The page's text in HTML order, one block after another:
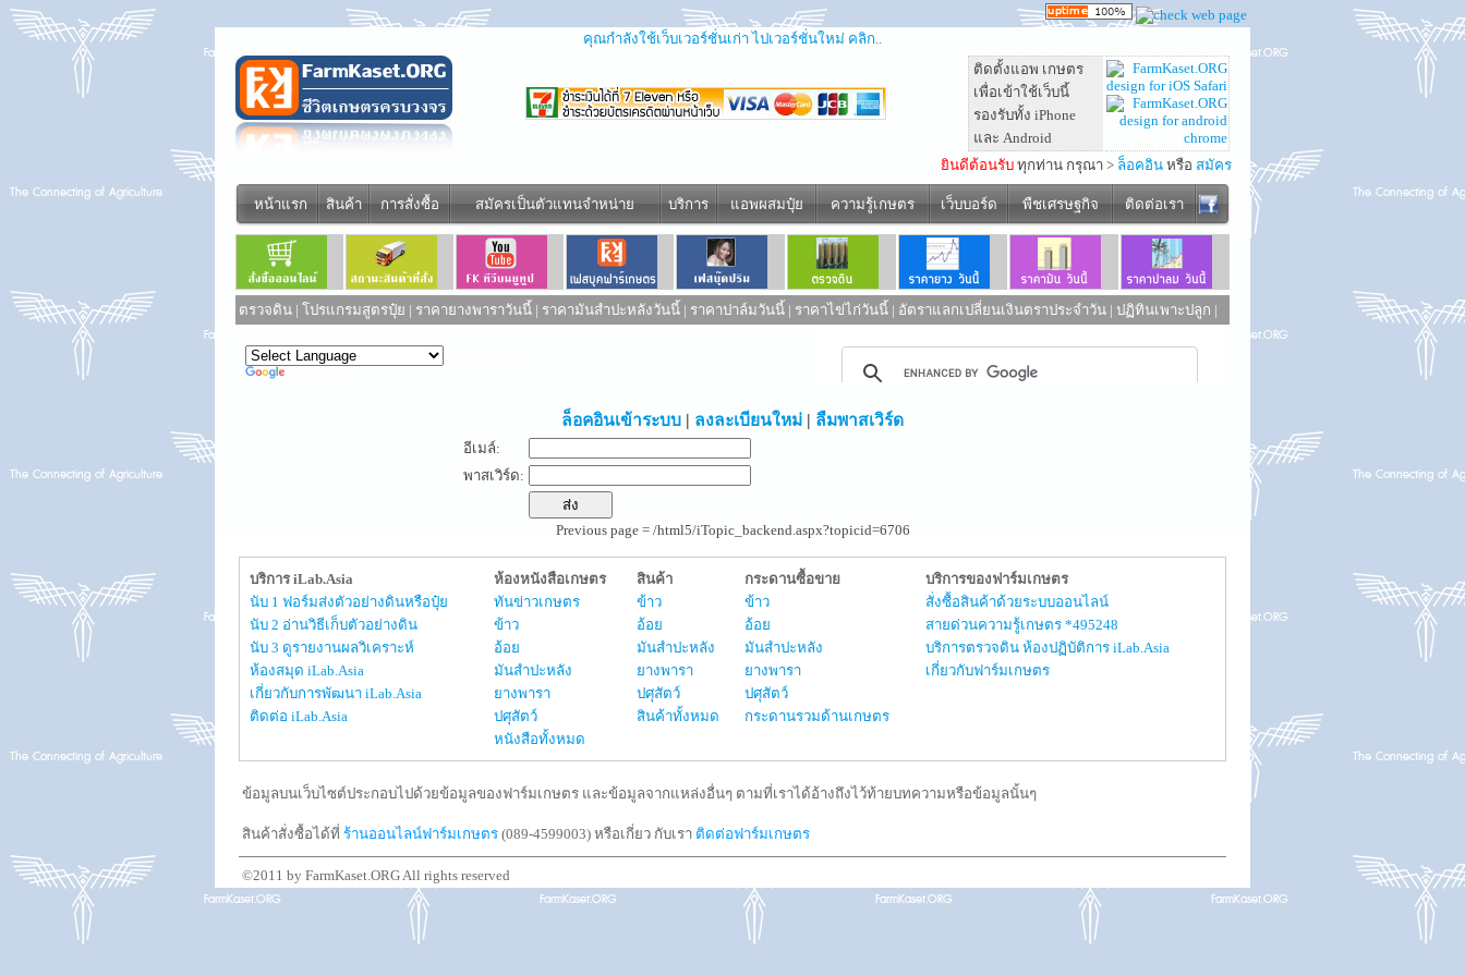
คุณกำลังใช้เว็บเวอร์ชั่นเก่า ไปเวอร์ชั่นใหม่ คลิก..
ติดตั้งแอพ เกษตร
เพื่อเข้าใช้เว็บนี้
รองรับทั้ง iPhone
และ Android
ยินดีต้อนรับ ทุกท่าน กรุณา > ล็อคอิน หรือ สมัคร
หน้าแรก สินค้า การสั่งซื้อ สมัครเป็นตัวแทนจำหน่าย บริการ แอพผสมปุ๋ย ความรู้เกษตร เว็บบอร์ด พืชเศรษฐกิจ ติดต่อเรา
ตรวจดิน | โปรแกรมสูตรปุ๋ย | ราคายางพาราวันนี้ | ราคามันสำปะหลังวันนี้ | ราคาปาล์มวันนี้ | ราคาไข่ไก่วันนี้ | อัตราแลกเปลี่ยนเงินตราประจำวัน | ปฏิทินเพาะปลูก |
ล็อคอินเข้าระบบ | ลงละเบียนใหม่ | ลืมพาสเวิร์ด
อีเมล์:
พาสเวิร์ด:
Previous page = /html5/iTopic_backend.aspx?topicid=6706
บริการ iLab.Asia
นับ 1 ฟอร์มส่งตัวอย่างดินหรือปุ๋ย
นับ 2 อ่านวิธีเก็บตัวอย่างดิน
นับ 3 ดูรายงานผลวิเคราะห์
ห้องสมุด iLab.Asia
เกี่ยวกับการพัฒนา iLab.Asia
ติดต่อ iLab.Asia
ห้องหนังสือเกษตร
ทันข่าวเกษตร
ข้าว
อ้อย
มันสำปะหลัง
ยางพารา
ปศุสัตว์
หนังสือทั้งหมด
สินค้า
ข้าว
อ้อย
มันสำปะหลัง
ยางพารา
ปศุสัตว์
สินค้าทั้งหมด
กระดานซื้อขาย
ข้าว
อ้อย
มันสำปะหลัง
ยางพารา
ปศุสัตว์
กระดานรวมด้านเกษตร
บริการของฟาร์มเกษตร
สั่งซื้อสินค้าด้วยระบบออนไลน์
สายด่วนความรู้เกษตร *495248
บริการตรวจดิน ห้องปฏิบัติการ iLab.Asia
เกี่ยวกับฟาร์มเกษตร
ข้อมูลบนเว็บไซต์ประกอบไปด้วยข้อมูลของฟาร์มเกษตร และข้อมูลจากแหล่งอื่นๆ ตามที่เราได้อ้างถึงไว้ท้ายบทความหรือข้อมูลนั้นๆ
สินค้าสั่งซื้อได้ที่ ร้านออนไลน์ฟาร์มเกษตร (089-4599003) หรือเกี่ยว กับเรา ติดต่อฟาร์มเกษตร
©2011 by FarmKaset.ORG All rights reserved